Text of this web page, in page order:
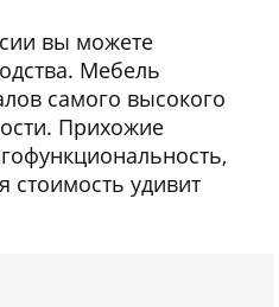
вы можете
Мебель
самого высокого
Прихожие
стоимость удивит